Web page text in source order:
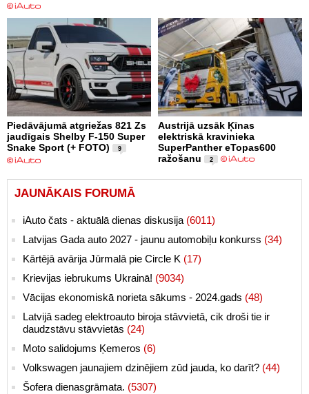
Piedāvājumā atgriežas 821 Zs
jaudīgais Shelby F-150 Super
Snake Sport (+ FOTO)
9
Austrijā uzsāk Ķīnas
elektriskā kravinieka
SuperPanther eTopas600
ražošanu
2
JAUNĀKAIS FORUMĀ
iAuto čats - aktuālā dienas diskusija (6011)
Latvijas Gada auto 2027 - jaunu automobiļu konkurss (34)
Kārtējā avārija Jūrmalā pie Circle K (17)
Krievijas iebrukums Ukrainā! (9034)
Vācijas ekonomiskā norieta sākums - 2024.gads (48)
Latvijā sadeg elektroauto biroja stāvvietā, cik droši tie ir
daudzstāvu stāvvietās (24)
Moto salidojums Ķemeros (6)
Volkswagen jaunajiem dzinējiem zūd jauda, ko darīt? (44)
Šofera dienasgrāmata. (5307)